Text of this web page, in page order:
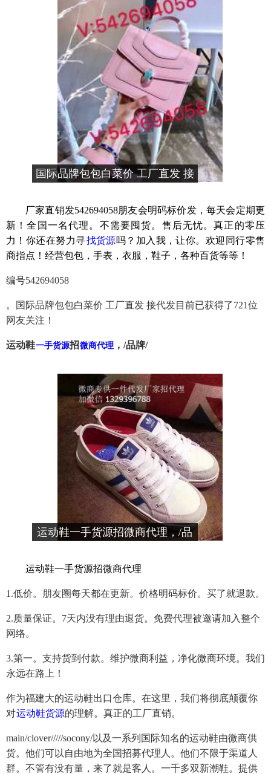
国际品牌包包白菜价 工厂直发 接
厂家直销发542694058朋友会明码标价发，每天会定期更
新！全国一名代理。不需要囤货。售后无忧。真正的零压
力！你还在努力寻找货源吗？加入我，让你。欢迎同行零售
商指点！经营包包，手表，衣服，鞋子，各种百货等等！
编号542694058
。国际品牌包包白菜价 工厂直发 接代发目前已获得了721位
网友关注！
运动鞋一手货源招微商代理 ，/品牌/
运动鞋一手货源招微商代理，/品
运动鞋一手货源招微商代理
1.低价。朋友圈每天都在更新。价格明码标价。买了就退款。
2.质量保证。7天内没有理由退货。免费代理被邀请加入整个
网络。
3.第一。支持货到付款。维护微商利益，净化微商环境。我们
永远在路上！
作为福建大的运动鞋出口仓库。在这里，我们将彻底颠覆你
对运动鞋货源的理解。真正的工厂直销。
main/clover/////socony/以及一系列国际知名的运动鞋由微商供
货。他们可以自由地为全国招募代理人。他们不限于渠道人
群。不管有没有量，来了就是客人。一千多双新潮鞋。提供